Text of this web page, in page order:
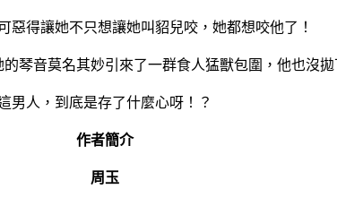
惡得讓她不只想讓她叫貂兒咬，她都想咬他了！
琴音莫名其妙引來了一群食人猛獸包圍，他也沒
男人，到底是存了什麼心呀！？
作者簡介
周玉